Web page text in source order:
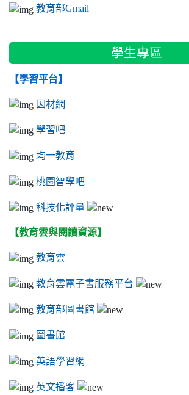
教育部Gmail
學生專區
【學習平台】
因材網
學習吧
均一教育
桃園智學吧
科技化評量
【教育雲與閱讀資源】
教育雲
教育雲電子書服務平台
教育部圖書館
圖書館
英語學習網
英文播客